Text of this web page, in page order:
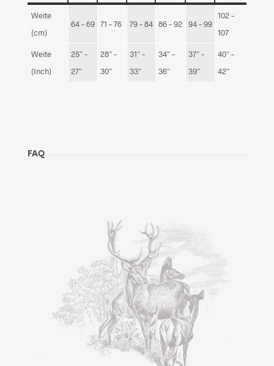
Weite
(cm)
64 – 69 71 – 76 79 – 84 86 – 92 94 – 99
102 –
107
Weite
(Inch)
25″ –
27″
28″ –
30″
31″ –
33″
34″ –
36″
37″ –
39″
40″ –
42″
FAQ